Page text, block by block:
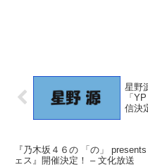
星野
「
信決
『乃木坂４６の 「の」
ェス』開催決定！ – 文化放送